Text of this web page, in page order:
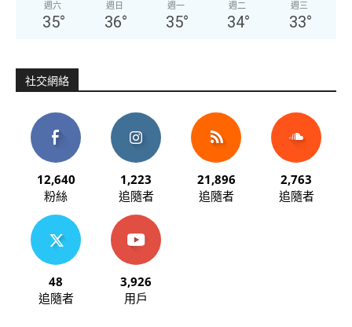
週六
35°
週日
36°
週一
35°
週二
34°
週三
33°
社交網絡
12,640
粉絲
1,223
追隨者
21,896
追隨者
2,763
追隨者
48
追隨者
3,926
用戶